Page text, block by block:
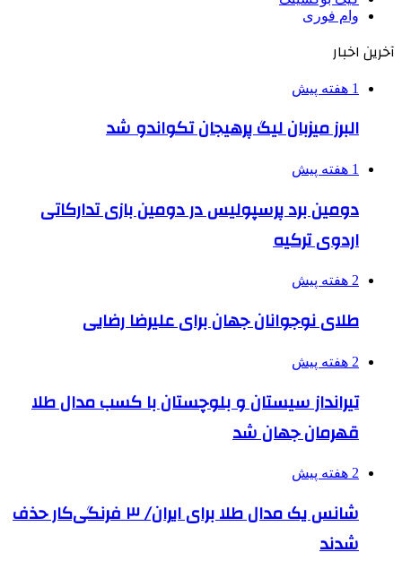
وام فوری
آخرین اخبار
1 هفته پیش
البرز میزبان لیگ پرهیجان تکواندو شد
1 هفته پیش
دومین برد پرسپولیس در دومین بازی تدارکاتی
اردوی ترکیه
2 هفته پیش
طلای نوجوانان جهان برای علیرضا رضایی
2 هفته پیش
تیرانداز سیستان و بلوچستان با کسب مدال طلا
قهرمان جهان شد
2 هفته پیش
شانس یک مدال طلا برای ایران/ ۳ فرنگی‌کار حذف
شدند